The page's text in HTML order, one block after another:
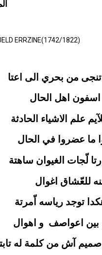
ERRZINE(1742/1822)
من بحري الى اعتا
اسفون اهل الحال
علم الاشياء الحادثة
ما عضروا في الحال
لّجات الغيوان ساهتة
للعّشاق اغوال
توجد رياسه اّمرتة
بين اعواصف و اهوال
آش من كلمة له